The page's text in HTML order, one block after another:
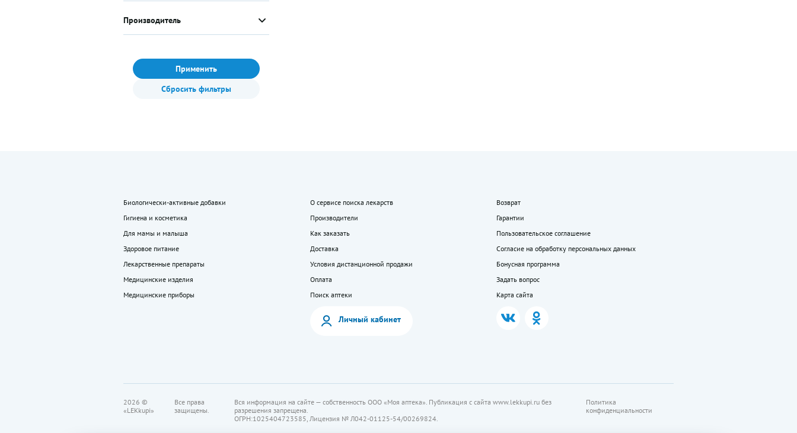
Производитель
Применить
Сбросить фильтры
Биологически-активные добавки
Гигиена и косметика
Для мамы и малыша
Здоровое питание
Лекарственные препараты
Медицинские изделия
Медицинские приборы
О сервисе поиска лекарств
Производители
Как заказать
Доставка
Условия дистанционной продажи
Оплата
Поиск аптеки
Возврат
Гарантии
Пользовательское соглашение
Согласие на обработку персональных данных
Бонусная программа
Задать вопрос
Карта сайта
Личный кабинет
2026 ©
«LEKkupi»
Все права
защищены.
Вся информация на сайте — собственность ООО «Моя аптека». Публикация с сайта www.lekkupi.ru без
разрешения запрещена.
ОГРН:1025404723585, Лицензия № Л042-01125-54/00269824.
Политика
конфиденциальности